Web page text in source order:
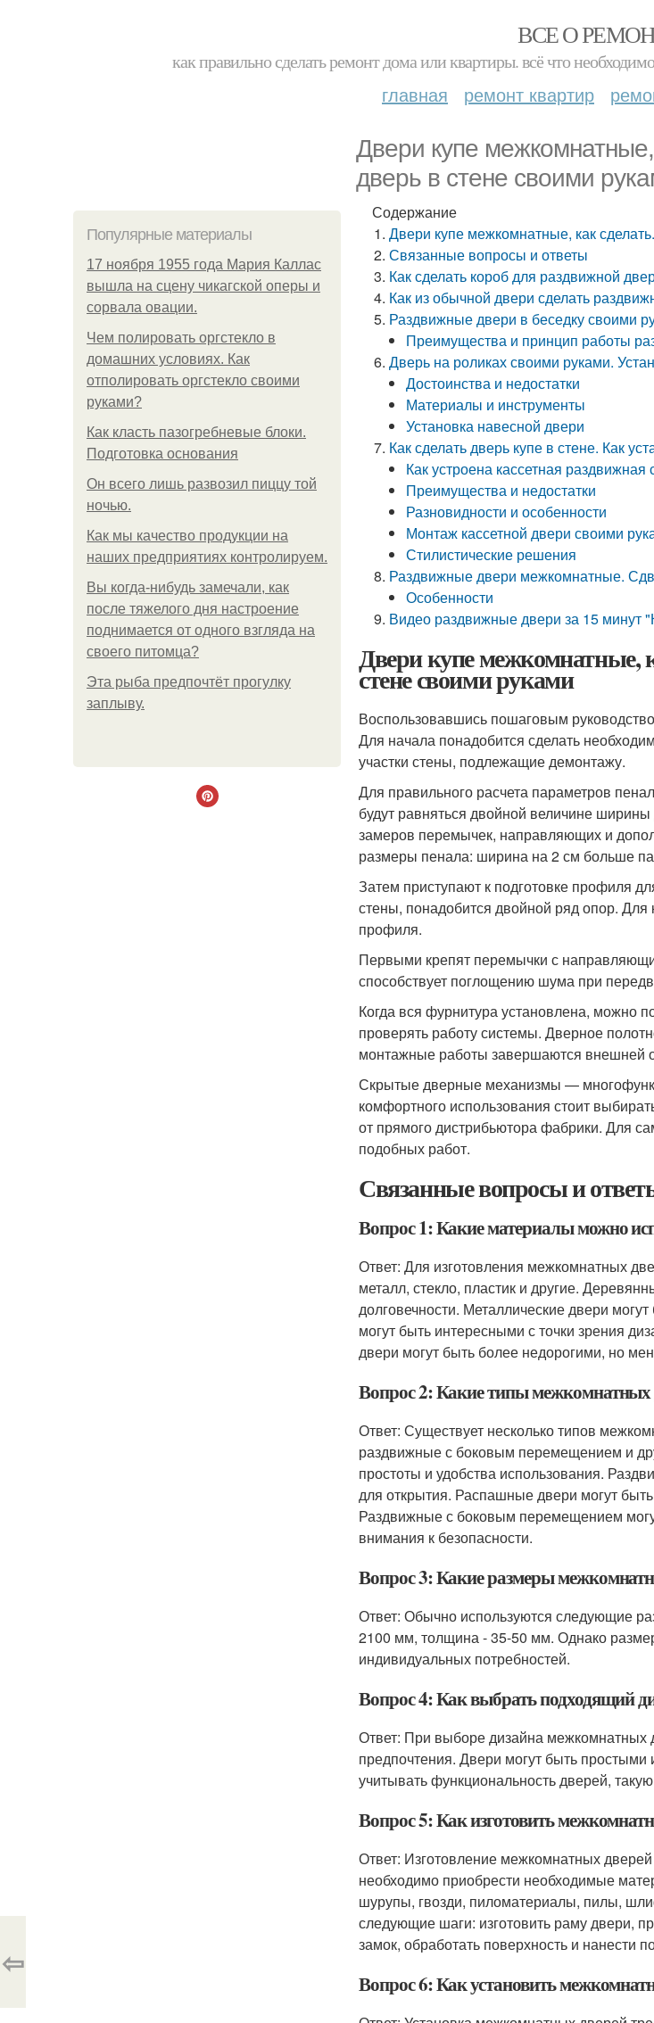
ВСЕ О
как правильно сделать ремонт дома или квартиры. всё что
главная ремонт квартир
Двери купе
дверь в стене своими
Популярные материалы
17 ноября 1955 года Мария Каллас
вышла на сцену чикагской оперы и
сорвала овации.
Чем полировать оргстекло в
домашних условиях. Как
отполировать оргстекло своими
руками?
Как класть пазогребневые блоки.
Подготовка основания
Он всего лишь развозил пиццу той
ночью.
Как мы качество продукции на
наших предприятиях контролируем.
Вы когда-нибудь замечали, как
после тяжелого дня настроение
поднимается от одного взгляда на
своего питомца?
Эта рыба предпочтёт прогулку
заплыву.
Содержание
Двери купе межкомнатные, как
Связанные вопросы и ответы
Как сделать короб для раздвижной
Как из обычной двери сделать
Раздвижные двери в беседку своими
Преимущества и принцип работы
Дверь на роликах своими руками.
Достоинства и недостатки
Материалы и инструменты
Установка навесной двери
Как сделать дверь купе в стене. Как
Как устроена кассетная раздвижная
Преимущества и недостатки
Разновидности и особенности
Монтаж кассетной двери своими
Стилистические решения
Раздвижные двери межкомнатные.
Особенности
Видео раздвижные двери за 15 минут
Двери купе межкомнатные,
стене своими руками
Воспользовавшись пошаговым
Для начала понадобится сделать
участки стены, подлежащие демонтажу.
Для правильного расчета параметров
будут равняться двойной величине
замеров перемычек, направляющих и
размеры пенала: ширина на 2 см больше
Затем приступают к подготовке профиля
стены, понадобится двойной ряд опор.
профиля.
Первыми крепят перемычки с
способствует поглощению шума при
Когда вся фурнитура установлена, можно
проверять работу системы. Дверное
монтажные работы завершаются внешней
Скрытые дверные механизмы —
комфортного использования стоит
от прямого дистрибьютора фабрики. Для
подобных работ.
Связанные вопросы и
Вопрос 1: Какие материалы можно
Ответ: Для изготовления межкомнатных
металл, стекло, пластик и другие.
долговечности. Металлические двери
могут быть интересными с точки зрения
двери могут быть более недорогими, но
Вопрос 2: Какие типы межкомнатных
Ответ: Существует несколько типов
раздвижные с боковым перемещением и
простоты и удобства использования.
для открытия. Распашные двери могут
Раздвижные с боковым перемещением
внимания к безопасности.
Вопрос 3: Какие размеры
Ответ: Обычно используются следующие
2100 мм, толщина - 35-50 мм. Однако
индивидуальных потребностей.
Вопрос 4: Как выбрать подходящий
Ответ: При выборе дизайна межкомнатных
предпочтения. Двери могут быть
учитывать функциональность дверей,
Вопрос 5: Как изготовить
Ответ: Изготовление межкомнатных
необходимо приобрести необходимые
шурупы, гвозди, пиломатериалы, пилы,
следующие шаги: изготовить раму двери,
замок, обработать поверхность и нанести
Вопрос 6: Как установить
⇦